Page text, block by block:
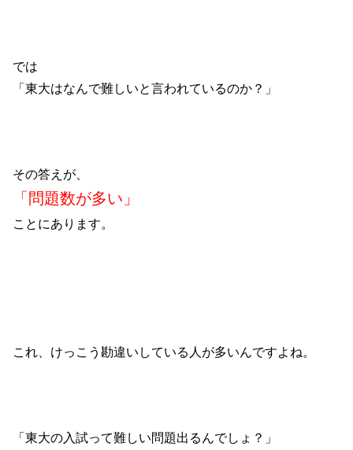
では
「東大はなんで難しいと言われているのか？」
その答えが、
「問題数が多い」
ことにあります。
これ、けっこう勘違いしている人が多いんですよね。
「東大の入試って難しい問題出るんでしょ？」